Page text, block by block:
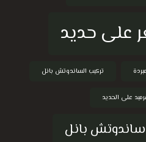
على حديد
تركيب الساندوتش بانل
على الحديد
ساندوتش بانل